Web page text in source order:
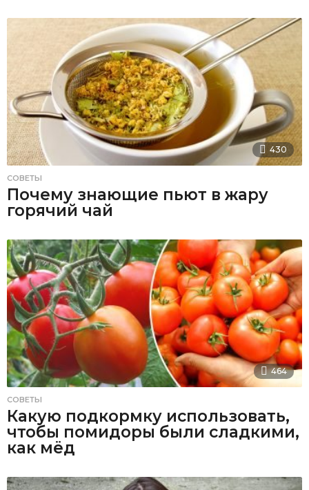
430
СОВЕТЫ
Почему знающие пьют в жару
горячий чай
464
СОВЕТЫ
Какую подкормку использовать,
чтобы помидоры были сладкими,
как мёд